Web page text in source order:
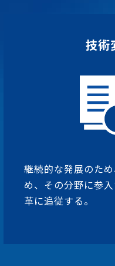
技術
継続的な発展のた
め、その分野に参
革に追従する。